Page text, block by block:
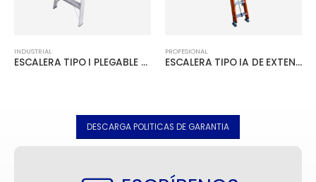
PROFESIONAL
ESCALERA TIPO IA DE EXTENSIÓN FIBRA DE VIDRIO CAPACIDAD 225 kg
PROFESIONAL
ESCALERA TIPO IA RECTA EMPLACADA FIBRA DE VIDRIO CAPACIDAD 225 kg
DESCARGA POLITICAS DE GARANTIA